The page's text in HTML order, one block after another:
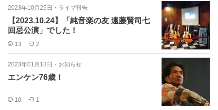
2023年10月25日 ・ ライブ報告
【2023.10.24】「純音楽の友 遠藤賢司七
回忌公演」でした！
13 2
2023年01月13日 ・ お知らせ
エンケン76歳！
10 1